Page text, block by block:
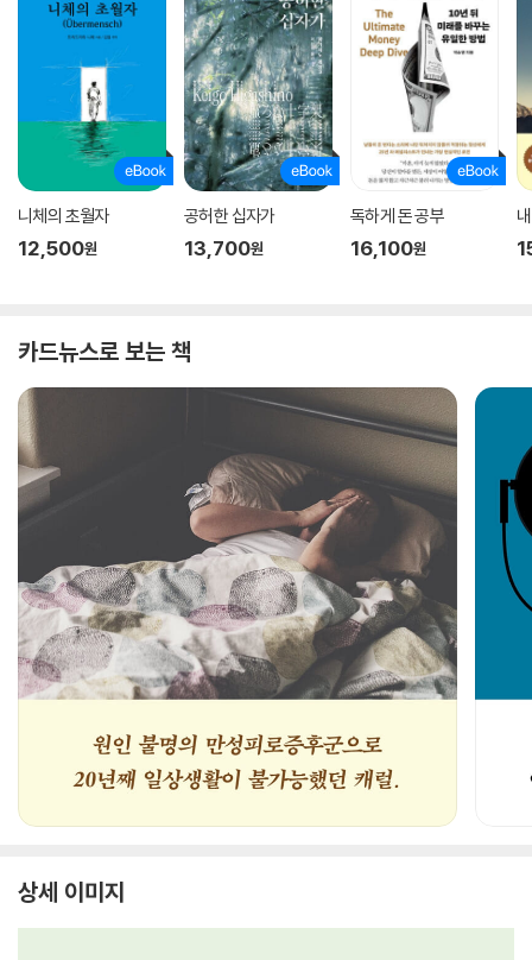
니체의 초월자
12,500원
공허한 십자가
13,700원
독하게 돈 공부
16,100원
카드뉴스로 보는 책
상세 이미지